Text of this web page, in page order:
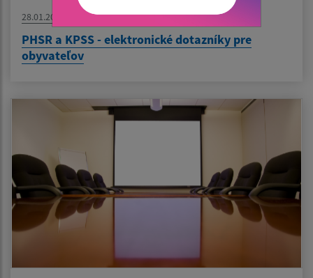
28.01.2026
PHSR a KPSS - elektronické dotazníky pre
obyvateľov